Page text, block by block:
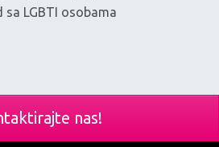
sa LGBTI osobama
nas!